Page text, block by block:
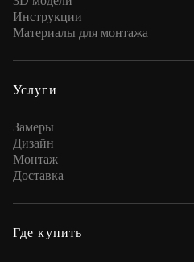
Инструкции
Материалы для монтажа
Услуги
Замеры
Дизайн
Монтаж
Доставка
Где купить